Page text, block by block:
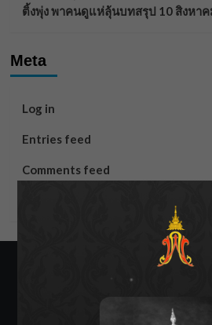
ติ้งพุ่ง พาคนดูแห่ลุ้นบทสรุป 10 สิงหา
Meta
Log in
Entries feed
Comments feed